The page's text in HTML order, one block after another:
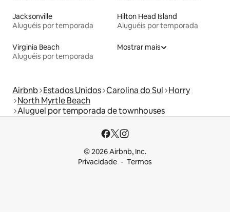
Jacksonville
Aluguéis por temporada
Hilton Head Island
Aluguéis por temporada
Virginia Beach
Aluguéis por temporada
Mostrar mais
Airbnb Estados Unidos Carolina do Sul Horry
North Myrtle Beach
Aluguel por temporada de townhouses
© 2026 Airbnb, Inc.
Privacidade
Termos